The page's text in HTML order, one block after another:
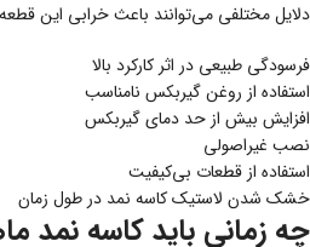
دلایل مختلفی می‌توانند باعث خرابی این
فرسودگی طبیعی در اثر کارکرد بالا
استفاده از روغن گیربکس نامناسب
افزایش بیش از حد دمای گیربکس
نصب غیراصولی
استفاده از قطعات بی‌کیفیت
خشک شدن لاستیک کاسه نمد در طول زمان